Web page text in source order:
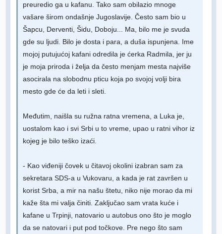
preuredio ga u kafanu. Tako sam obilazio mnoge
vašare širom ondašnje Jugoslavije. Često sam bio u
Šapcu, Derventi, Šidu, Doboju... Ma, bilo me je svuda
gde su ljudi. Bilo je dosta i para, a duša ispunjena. Ime
mojoj putujućoj kafani odredila je ćerka Radmila, jer ju
je moja priroda i želja da često menjam mesta najviše
asocirala na slobodnu pticu koja po svojoj volji bira
mesto gde će da leti i sleti.
Međutim, naišla su ružna ratna vremena, a Luka je,
uostalom kao i svi Srbi u to vreme, upao u ratni vihor iz
kojeg je bilo teško izaći.
- Kao viđeniji čovek u čitavoj okolini izabran sam za
sekretara SDS-a u Vukovaru, a kada je rat završen u
korist Srba, a mir na našu štetu, niko nije morao da mi
kaže šta mi valja činiti. Zaključao sam vrata kuće i
kafane u Trpinji, natovario u autobus ono što je moglo
da se natovari i put pod točkove. Pre nego što sam